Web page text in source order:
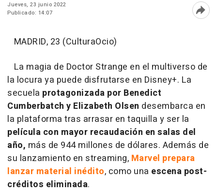
Jueves, 23 junio 2022
Publicado: 14:07
MADRID, 23 (CulturaOcio)
La magia de Doctor Strange en el multiverso de
la locura ya puede disfrutarse en Disney+. La
secuela protagonizada por Benedict
Cumberbatch y Elizabeth Olsen desembarca en
la plataforma tras arrasar en taquilla y ser la
película con mayor recaudación en salas del
año, más de 944 millones de dólares. Además de
su lanzamiento en streaming, Marvel prepara
lanzar material inédito, como una escena post-
créditos eliminada.